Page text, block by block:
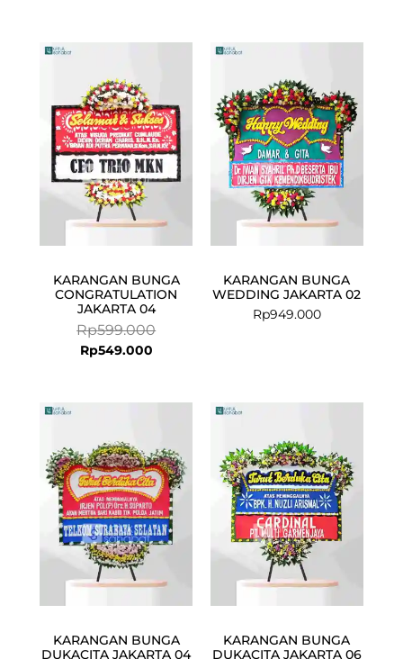
KARANGAN BUNGA
CONGRATULATION
JAKARTA 04
Rp599.000
Rp599.000.
Rp549.000
Rp549.000.
KARANGAN BUNGA
WEDDING JAKARTA 02
Rp949.000
KARANGAN BUNGA
DUKACITA JAKARTA 04
was:
Rp949.000.
is:
Rp924.500.
KARANGAN BUNGA
DUKACITA JAKARTA 06
was:
Rp949.000.
is:
Rp924.500.